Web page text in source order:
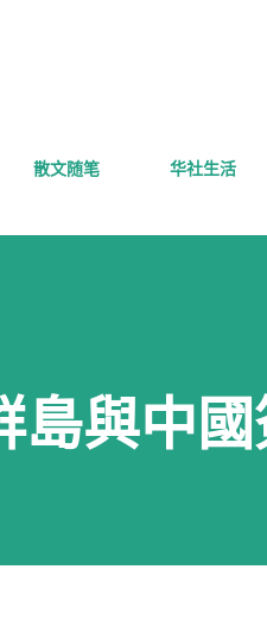
散文随笔 华社生活
島與中